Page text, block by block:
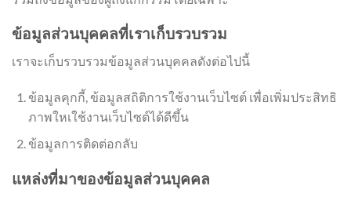
ข้อมูลส่วนบุคคลที่เราเก็บรวบรวม
เราจะเก็บรวบรวมข้อมูลส่วนบุคคลดังต่อไปนี้
ข้อมูลคุกกี้, ข้อมูลสถิติการใช้งานเว็บไซต์ เพื่อเพิ่มประสิทธิ
ภาพใหเใช้งานเว็บไซต์ได้ดีขึ้น
ข้อมูลการติดต่อกลับ
แหล่งที่มาของข้อมูลส่วนบุคคล